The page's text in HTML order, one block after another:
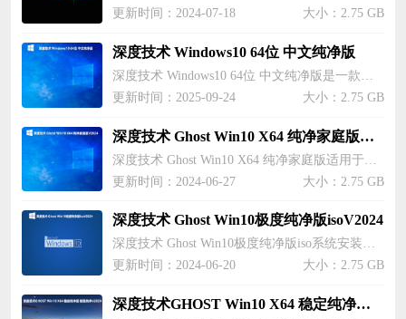
更新时间：2024-07-18
大小：2.75 GB
深度技术 Windows10 64位 中文纯净版
更新时间：2025-09-24
大小：2.75 GB
深度技术 Ghost Win10 X64 纯净家庭版V2024
更新时间：2024-06-27
大小：2.75 GB
深度技术 Ghost Win10极度纯净版isoV2024
深度技术 Ghost Win10极度纯净版iso系统安装后不会出现黑屏、蓝屏或死机等常见问题，因为系统运行快速且稳定，保持了Win10的高兼容性特点，让用户们可以尽情的探索。这款系统的安装部署过程高效，简单几步即可完成，适合新手用户，甚至还为用户们保证所有绿色软件都能在该系统上正常运行，在不影响大多数软硬件运行的前提下，系统关闭了非必要服务，让用户们可以体验到十分流畅的操作体验。
更新时间：2024-06-20
大小：2.75 GB
深度技术GHOST Win10 X64 稳定纯净版 极致纯净V2024